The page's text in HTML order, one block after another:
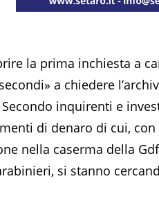
la prima inchiesta a
a chiedere
inquirenti e
di denaro di cui, con
nella caserma della
si stanno